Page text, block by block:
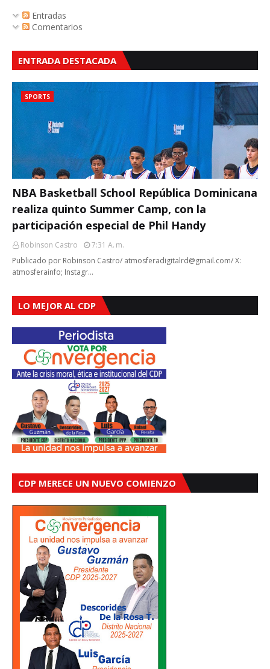
Entradas
Comentarios
ENTRADA DESTACADA
SPORTS
NBA Basketball School República Dominicana
realiza quinto Summer Camp, con la
participación especial de Phil Handy
Robinson Castro
7:31 A. M.
Publicado por Robinson Castro/ atmosferadigitalrd@gmail.com/ X:
atmosferainfo; Instagr…
LO MEJOR AL CDP
CDP MERECE UN NUEVO COMIENZO